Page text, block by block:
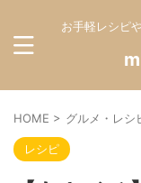
お手軽レシピ
HOME > グルメ・レシ
レシピ